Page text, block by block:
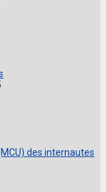
des internautes